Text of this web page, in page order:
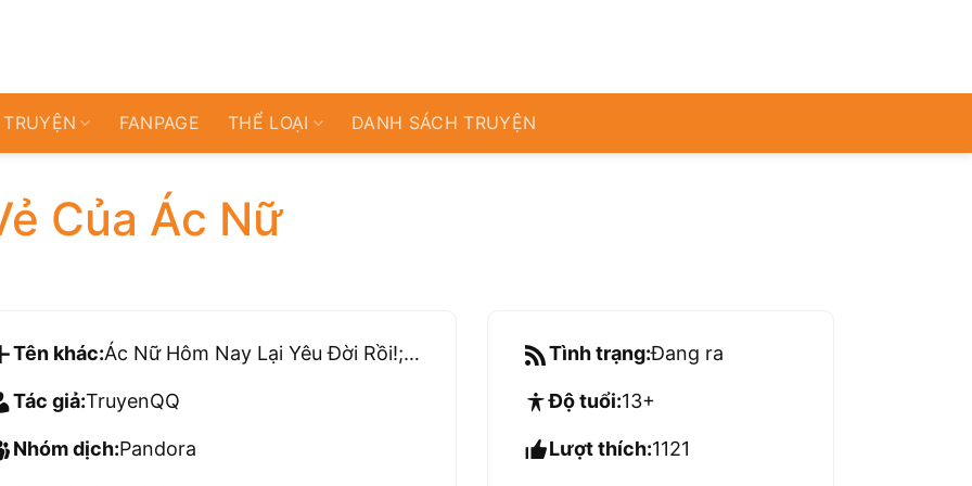
FANPAGE THỂ LOẠI DANH SÁCH TRUYỆN
Của Ác Nữ
Tên khác: Ác Nữ Hôm Nay Lại Yêu Đời Rồi!; Hôm Nay Ác Nữ Cũng Thấy Vui
Tác giả:TruyenQQ
Nhóm dịch:Pandora
Tình trạng:Đang ra
Độ tuổi:13+
Lượt thích:1121